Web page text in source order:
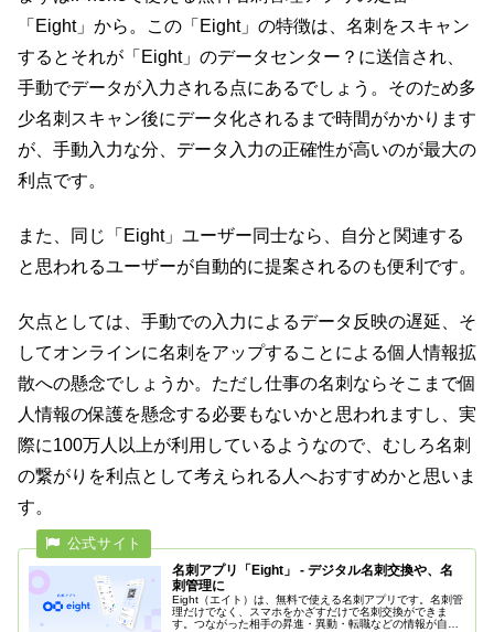
「Eight」から。この「Eight」の特徴は、名刺をスキャン
するとそれが「Eight」のデータセンター？に送信され、
手動でデータが入力される点にあるでしょう。そのため多
少名刺スキャン後にデータ化されるまで時間がかかります
が、手動入力な分、データ入力の正確性が高いのが最大の
利点です。
また、同じ「Eight」ユーザー同士なら、自分と関連する
と思われるユーザーが自動的に提案されるのも便利です。
欠点としては、手動での入力によるデータ反映の遅延、そ
してオンラインに名刺をアップすることによる個人情報拡
散への懸念でしょうか。ただし仕事の名刺ならそこまで個
人情報の保護を懸念する必要もないかと思われますし、実
際に100万人以上が利用しているようなので、むしろ名刺
の繋がりを利点として考えられる人へおすすめかと思いま
す。
名刺アプリ「Eight」 - デジタル名刺交換や、名
刺管理に
Eight（エイト）は、無料で使える名刺アプリです。名刺管
理だけでなく、スマホをかざすだけで名刺交換ができま
す。つながった相手の昇進・異動・転職などの情報が自動